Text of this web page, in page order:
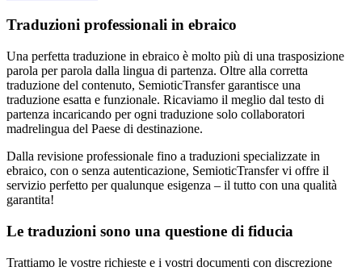
Traduzioni professionali in ebraico
Una perfetta traduzione in ebraico è molto più di una trasposizione
parola per parola dalla lingua di partenza. Oltre alla corretta
traduzione del contenuto, SemioticTransfer garantisce una
traduzione esatta e funzionale. Ricaviamo il meglio dal testo di
partenza incaricando per ogni traduzione solo collaboratori
madrelingua del Paese di destinazione.
Dalla revisione professionale fino a traduzioni specializzate in
ebraico, con o senza autenticazione, SemioticTransfer vi offre il
servizio perfetto per qualunque esigenza – il tutto con una qualità
garantita!
Le traduzioni sono una questione di fiducia
Trattiamo le vostre richieste e i vostri documenti con discrezione